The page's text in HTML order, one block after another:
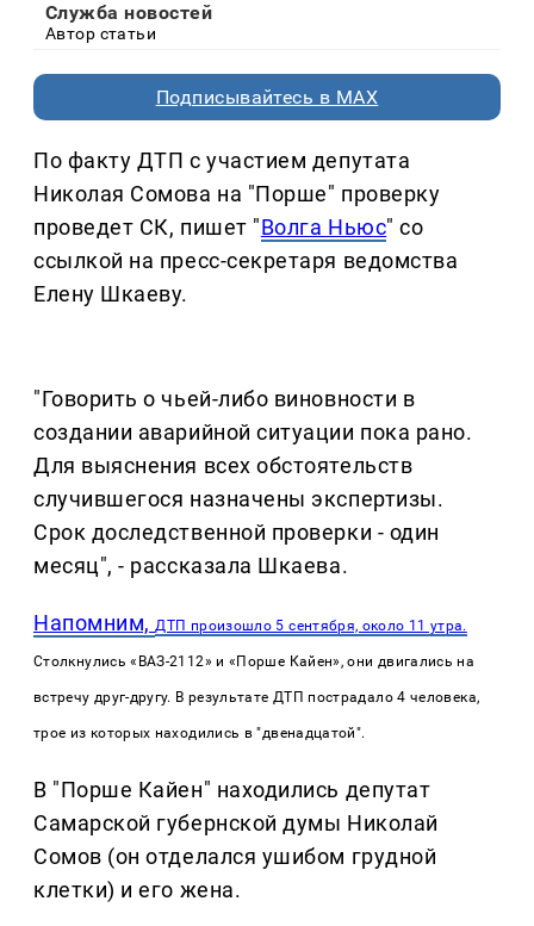
Служба новостей
Автор статьи
Подписывайтесь в MAX
По факту ДТП с участием депутата
Николая Сомова на "Порше" проверку
проведет СК, пишет "Волга Ньюс" со
ссылкой на пресс-секретаря ведомства
Елену Шкаеву.
"Говорить о чьей-либо виновности в
создании аварийной ситуации пока рано.
Для выяснения всех обстоятельств
случившегося назначены экспертизы.
Срок доследственной проверки - один
месяц", - рассказала Шкаева.
Напомним, ДТП произошло 5 сентября, около 11 утра.
Столкнулись «ВАЗ-2112» и «Порше Кайен», они двигались на
встречу друг-другу. В результате ДТП пострадало 4 человека,
трое из которых находились в "двенадцатой".
В "Порше Кайен" находились депутат
Самарской губернской думы Николай
Сомов (он отделался ушибом грудной
клетки) и его жена.